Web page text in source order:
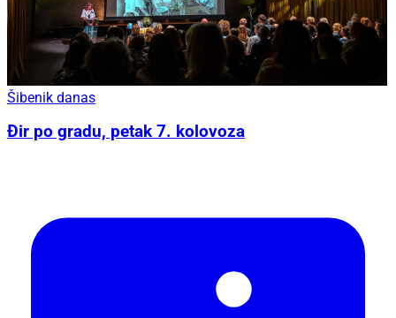
Šibenik danas
Đir po gradu, petak 7. kolovoza